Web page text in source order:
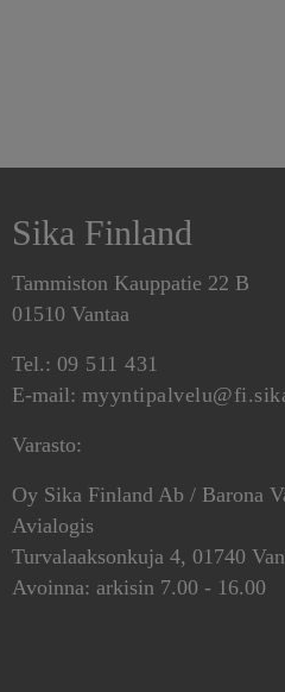
Sika Finland
Tammiston Kauppatie 22 B
01510 Vantaa
Tel.: 09 511 431
E-mail:
Varasto:
Oy Sika Finland Ab / Barona
Avialogis
Turvalaaksonkuja 4, 01740
Avoinna: arkisin 7.00 - 16.00